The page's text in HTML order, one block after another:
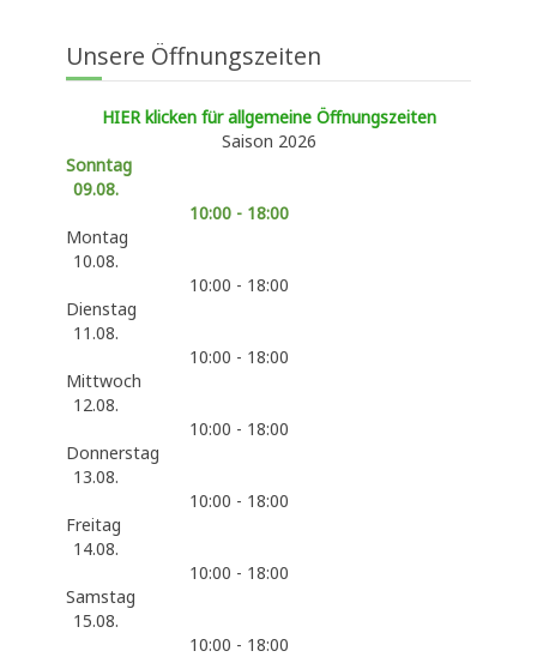
Unsere Öffnungszeiten
HIER klicken für allgemeine Öffnungszeiten
Saison 2026
Sonntag
09.08.
10:00 - 18:00
Montag
10.08.
10:00 - 18:00
Dienstag
11.08.
10:00 - 18:00
Mittwoch
12.08.
10:00 - 18:00
Donnerstag
13.08.
10:00 - 18:00
Freitag
14.08.
10:00 - 18:00
Samstag
15.08.
10:00 - 18:00